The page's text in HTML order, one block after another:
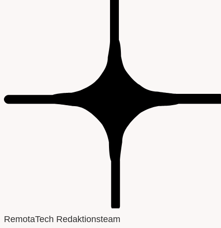
RemotaTech Redaktionsteam